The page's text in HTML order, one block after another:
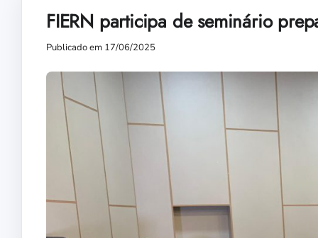
FIERN participa de seminário
Publicado em 17/06/2025